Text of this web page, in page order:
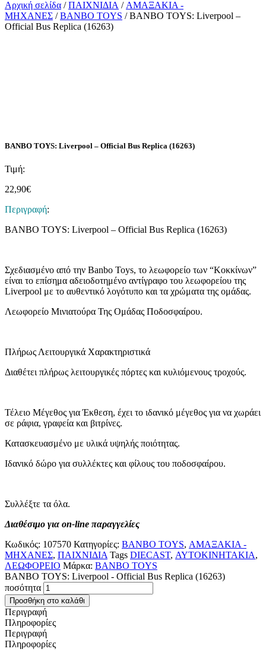
Αρχική σελίδα /ΠΑΙΧΝΙΔΙΑ / ΑΜΑΞΑΚΙΑ -
ΜΗΧΑΝΕΣ /BANBO TOYS / BANBO TOYS: Liverpool –
Official Bus Replica (16263)
BANBO TOYS: Liverpool – Official Bus Replica (16263)
Τιμή:
22,90€
Περιγραφή:
BANBO TOYS: Liverpool – Official Bus Replica (16263)
Σχεδιασμένο από την Banbo Toys, το λεωφορείο των “Κοκκίνων”
είναι το επίσημα αδειοδοτημένο αντίγραφο του λεωφορείου της
Liverpool με το αυθεντικό λογότυπο και τα χρώματα της ομάδας.
Λεωφορείο Μινιατούρα Της Ομάδας Ποδοσφαίρου.
Πλήρως Λειτουργικά Χαρακτηριστικά
Διαθέτει πλήρως λειτουργικές πόρτες και κυλιόμενους τροχούς.
Τέλειο Μέγεθος για Έκθεση, έχει το ιδανικό μέγεθος για να χωράει
σε ράφια, γραφεία και βιτρίνες.
Κατασκευασμένο με υλικά υψηλής ποιότητας.
Ιδανικό δώρο για συλλέκτες και φίλους του ποδοσφαίρου.
Συλλέξτε τα όλα.
Διαθέσιμο για on-line παραγγελίες
Κωδικός: 107570 Κατηγορίες: BANBO TOYS, ΑΜΑΞΑΚΙΑ -
ΜΗΧΑΝΕΣ, ΠΑΙΧΝΙΔΙΑ Tags DIECAST, ΑΥΤΟΚΙΝΗΤΑΚΙΑ,
ΛΕΩΦΟΡΕΙΟ Μάρκα: BANBO TOYS
BANBO TOYS: Liverpool - Official Bus Replica (16263)
ποσότητα
Προσθήκη στο καλάθι
Περιγραφή
Πληροφορίες
Περιγραφή
Πληροφορίες